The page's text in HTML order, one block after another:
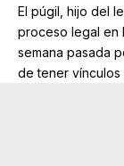
El púgil, hijo del
proceso legal en
semana pasada
de tener vínculos